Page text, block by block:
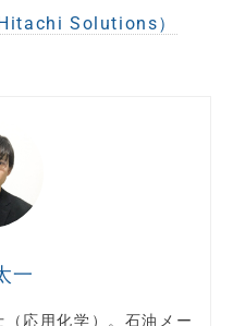
Solutions）
一
応用化学）。石油メー